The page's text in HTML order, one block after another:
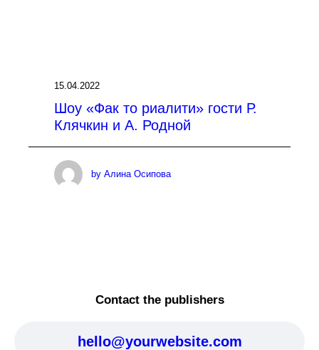
15.04.2022
Шоу «Фак то риалити» гости Р.
Клячкин и А. Родной
by Алина Осипова
Contact the publishers
hello@yourwebsite.com